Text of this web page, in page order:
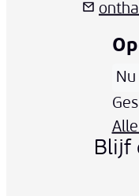
Blijf